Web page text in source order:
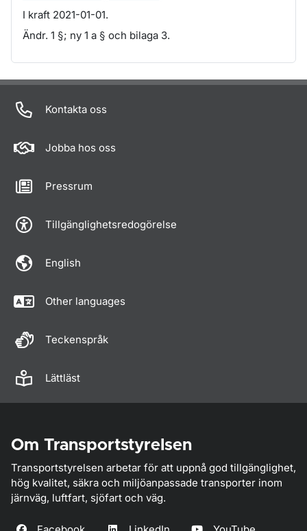
I kraft 2021-01-01.
Ändr. 1 §; ny 1 a § och bilaga 3.
Om sidan
Kontakta oss
Jobba hos oss
Pressrum
Tillgänglighetsredogörelse
English
Other languages
Teckenspråk
Lättläst
Om Transportstyrelsen
Transportstyrelsen arbetar för att uppnå god tillgänglighet,
hög kvalitet, säkra och miljöanpassade transporter inom
järnväg, luftfart, sjöfart och väg.